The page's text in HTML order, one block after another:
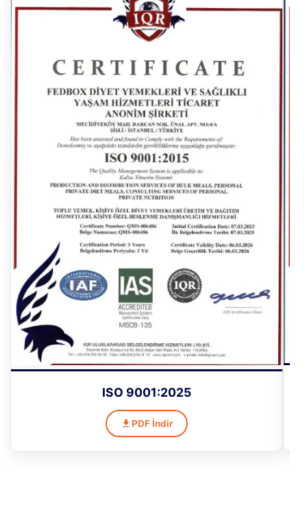
ISO 9001:2025
PDF İndir